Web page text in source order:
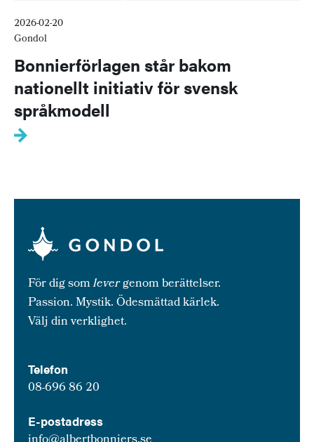
2026-02-20
Gondol
Bonnierförlagen står bakom
nationellt initiativ för svensk
språkmodell
För dig somlevergenom berättelser.
Passion. Mystik. Ödesmättad kärlek.
Välj din verklighet.
Telefon
08-696 86 20
E-postadress